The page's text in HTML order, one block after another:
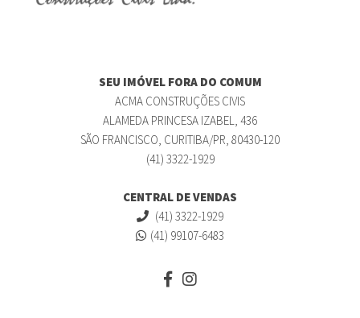
SEU IMÓVEL FORA DO COMUM
ACMA CONSTRUÇÕES CIVIS
ALAMEDA PRINCESA IZABEL, 436
SÃO FRANCISCO, CURITIBA/PR, 80430-120
(41) 3322-1929
CENTRAL DE VENDAS
(41) 3322-1929
(41) 99107-6483